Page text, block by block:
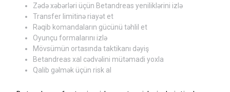
Zədə xəbərləri üçün Betandreas yeniliklərini izlə
Transfer limitinə riayət et
Rəqib komandaların gücünü təhlil et
Oyunçu formalarını izlə
Mövsümün ortasında taktikanı dəyiş
Betandreas xal cədvəlini mütəmadi yoxla
Qalib gəlmək üçün risk al